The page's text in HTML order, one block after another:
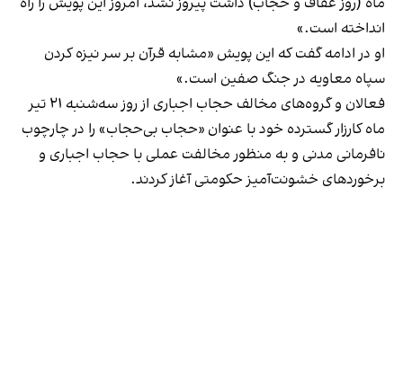
انداخته است.»
او در ادامه گفت که این پویش «مشابه قرآن بر سر نیزه کردن
سپاه معاویه در جنگ صفین است.»
فعالان و گروه‌های مخالف حجاب اجباری از روز سه‌شنبه ۲۱ تیر
ماه کارزار گسترده خود با عنوان «حجاب بی‌حجاب» را در چارچوب
نافرمانی مدنی و به منظور مخالفت عملی با حجاب اجباری و
برخوردهای خشونت‌آمیز حکومتی آغاز کردند.